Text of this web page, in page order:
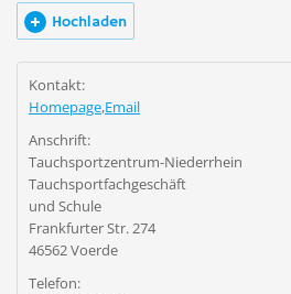
Hochladen
Kontakt:
Homepage,Email
Anschrift:
Tauchsportzentrum-Niederrhein
Tauchsportfachgeschäft
und Schule
Frankfurter Str. 274
46562 Voerde
Telefon: